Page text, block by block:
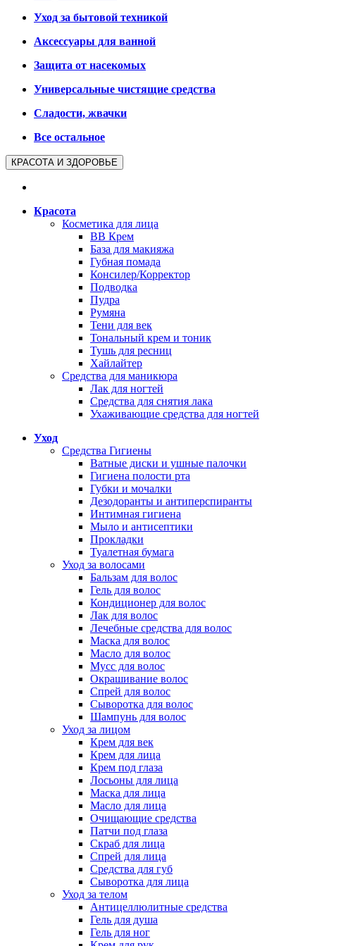
Уход за бытовой техникой
Аксессуары для ванной
Защита от насекомых
Универсальные чистящие средства
Сладости, жвачки
Все остальное
КРАСОТА И ЗДОРОВЬЕ
Красота
Косметика для лица
BB Крем
База для макияжа
Губная помада
Консилер/Корректор
Подводка
Пудра
Румяна
Тени для век
Тональный крем и тоник
Тушь для ресниц
Хайлайтер
Средства для маникюра
Лак для ногтей
Средства для снятия лака
Ухаживающие средства для ногтей
Уход
Средства Гигиены
Ватные диски и ушные палочки
Гигиена полости рта
Губки и мочалки
Дезодоранты и антиперспиранты
Интимная гигиена
Мыло и антисептики
Прокладки
Туалетная бумага
Уход за волосами
Бальзам для волос
Гель для волос
Кондиционер для волос
Лак для волос
Лечебные средства для волос
Маска для волос
Масло для волос
Мусс для волос
Окрашивание волос
Спрей для волос
Сыворотка для волос
Шампунь для волос
Уход за лицом
Крем для век
Крем для лица
Крем под глаза
Лосьоны для лица
Маска для лица
Масло для лица
Очищающие средства
Патчи под глаза
Скраб для лица
Спрей для лица
Средства для губ
Сыворотка для лица
Уход за телом
Антицеллюлитные средства
Гель для душа
Гель для ног